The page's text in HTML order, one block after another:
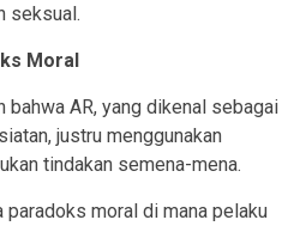
seksual.
Moral
bahwa AR, yang dikenal sebagai
justru menggunakan
tindakan semena-mena.
paradoks moral di mana pelaku